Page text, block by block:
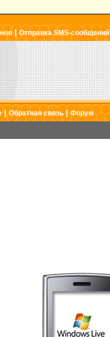
|Отправка SMS-сообщений
|Обратная связь|Форум